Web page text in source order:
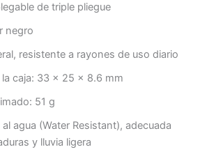
de triple pliegue
negro
resistente a rayones de uso diario
la caja: 33 × 25 × 8.6 mm
51 g
agua (Water Resistant), adecuada
y lluvia ligera